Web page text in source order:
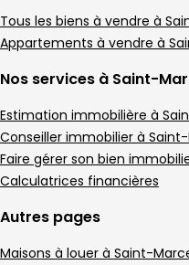
82 m² 3
Aller à l'image 1
Aller à l'image 2
Aller à l'image3
Aller à l'image4
Aller à l'image5
Tous les biens à vendre à
Appartements à vendre à
Nos services à Saint-
Estimation immobilière à
Conseiller immobilier à
Faire gérer son bien
Calculatrices financières
Autres pages
Maisons à louer à Saint-